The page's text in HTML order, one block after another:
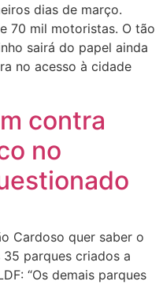
dias de março.
70 mil motoristas. O tão
sairá do papel ainda
no acesso à cidade
contra
no
Cardoso quer saber o
parques criados a
“Os demais parques